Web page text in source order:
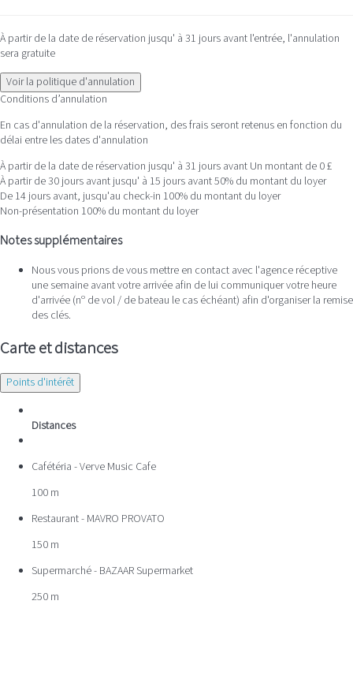
À partir de la date de réservation jusqu' à 31 jours avant l'entrée, l'annulation
sera gratuite
Voir la politique d'annulation
Conditions d’annulation
En cas d'annulation de la réservation, des frais seront retenus en fonction du
délai entre les dates d'annulation
À partir de la date de réservation jusqu' à 31 jours avant Un montant de 0 £
À partir de 30 jours avant jusqu' à 15 jours avant50% du montant du loyer
De 14 jours avant, jusqu'au check-in 100% du montant du loyer
Non-présentation 100% du montant du loyer
Notes supplémentaires
Nous vous prions de vous mettre en contact avec l'agence réceptive
une semaine avant votre arrivée afin de lui communiquer votre heure
d'arrivée (nº de vol / de bateau le cas échéant) afin d'organiser la remise
des clés.
Carte et distances
Points d'intérêt
Distances
Cafétéria - Verve Music Cafe
100 m
Restaurant - MAVRO PROVATO
150 m
Supermarché - BAZAAR Supermarket
250 m